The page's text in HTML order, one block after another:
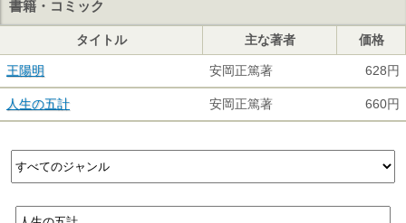
書籍・コミック
タイトル 主な著者 価格
王陽明 安岡正篤著 628円
人生の五計 安岡正篤著 660円